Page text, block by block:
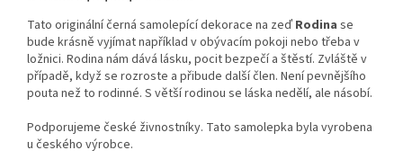
Tato originální černá samolepící dekorace na zeď Rodina se
bude krásně vyjímat například v obývacím pokoji nebo třeba v
ložnici. Rodina nám dává lásku, pocit bezpečí a štěstí. Zvláště v
případě, když se rozroste a přibude další člen. Není pevnějšího
pouta než to rodinné. S větší rodinou se láska nedělí, ale násobí.
Podporujeme české živnostníky. Tato samolepka byla vyrobena
u českého výrobce.